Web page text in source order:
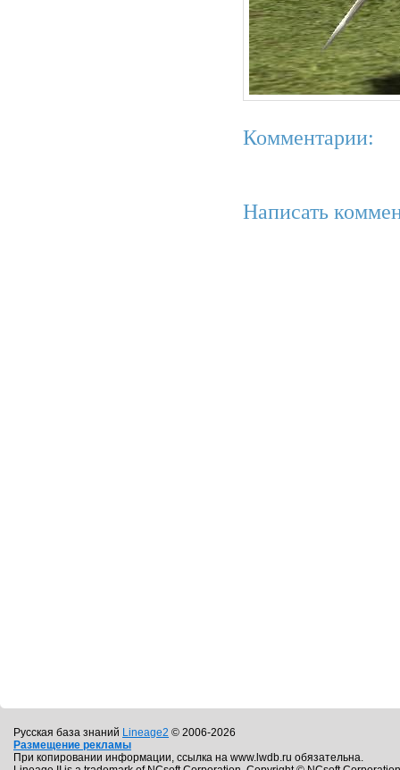
Комментарии:
Написать
Русская база знаний Lineage2 © 2006-2026
Размещение рекламы
При копировании информации, ссылка на www.lwdb.ru обязательна.